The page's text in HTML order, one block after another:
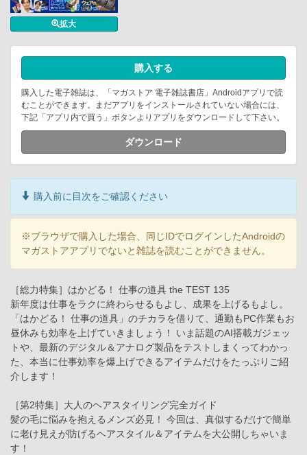
拡大
購入する
購入した電子雑誌は、「マガストア 電子雑誌書店」Androidアプリで読
むことができます。まだアプリをインストールされていない場合には、
下記「アプリ内で買う」ボタンよりアプリをダウンロードして下さい。
ダウンロード
購入前に目次をご確認ください
※ブラウザで購入した場合、同じIDでログインしたAndroidの
マガストアアプリでないと雑誌を読むことができません。
［総力特集］はかどる！ 仕事の道具 the TEST 135
新年度は仕事をラクに終わらせるもよし、成果を上げるもよし。
「はかどる！ 仕事の道具」のチカラを借りて、通勤もPC作業もお
昼休みも効率を上げていきましょう！ いま話題のAI搭載ガジェッ
トや、最新のデジタル＆アナログ製品をテストしまくってわかっ
た、本当に仕事効率を爆上げできるアイテムだけをたっぷりご紹
介します！
［第2特集］大人のヘアスタイリング完全ガイド
髪の毛に悩みを抱えるメンズ必見！ 今回は、真似するだけで簡単
に老け見えが防げるヘアスタイル＆アイテムを大公開しちゃいま
す！